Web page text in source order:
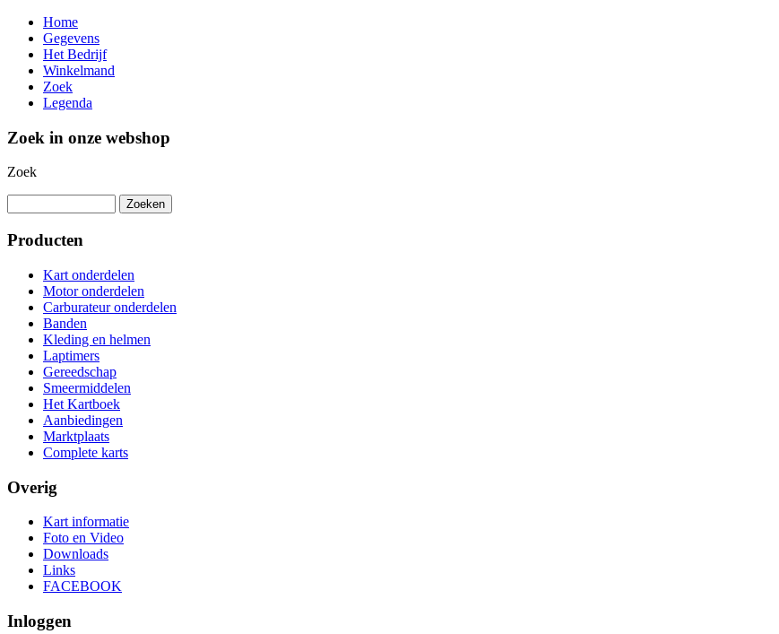
Home
Gegevens
Het Bedrijf
Winkelmand
Zoek
Legenda
Zoek in onze webshop
Zoek
Producten
Kart onderdelen
Motor onderdelen
Carburateur onderdelen
Banden
Kleding en helmen
Laptimers
Gereedschap
Smeermiddelen
Het Kartboek
Aanbiedingen
Marktplaats
Complete karts
Overig
Kart informatie
Foto en Video
Downloads
Links
FACEBOOK
Inloggen